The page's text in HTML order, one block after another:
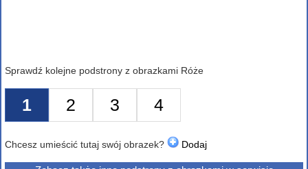
Sprawdź kolejne podstrony z obrazkami Róże
1 2 3 4
Chcesz umieścić tutaj swój obrazek? Dodaj